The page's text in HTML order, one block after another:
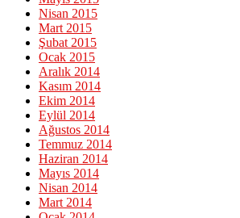
Nisan 2015
Mart 2015
Şubat 2015
Ocak 2015
Aralık 2014
Kasım 2014
Ekim 2014
Eylül 2014
Ağustos 2014
Temmuz 2014
Haziran 2014
Mayıs 2014
Nisan 2014
Mart 2014